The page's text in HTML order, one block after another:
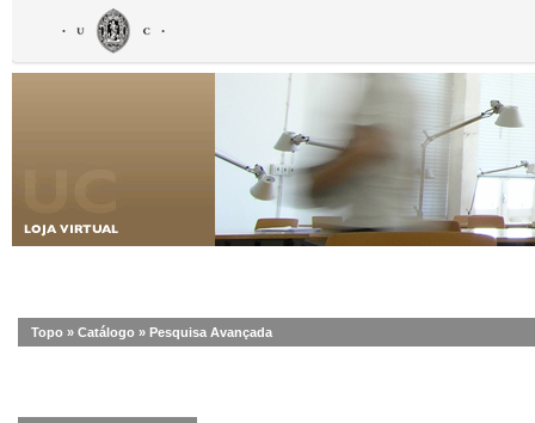
Topo » Catálogo » Pesquisa Avançada